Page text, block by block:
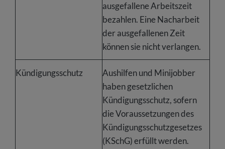
ausgefallene Arbeitszeit
bezahlen. Eine Nacharbeit
der ausgefallenen Zeit
können sie nicht verlangen.
Kündigungsschutz
Aushilfen und Minijobber
haben gesetzlichen
Kündigungsschutz, sofern
die Voraussetzungen des
Kündigungsschutzgesetzes
(KSchG) erfüllt werden.